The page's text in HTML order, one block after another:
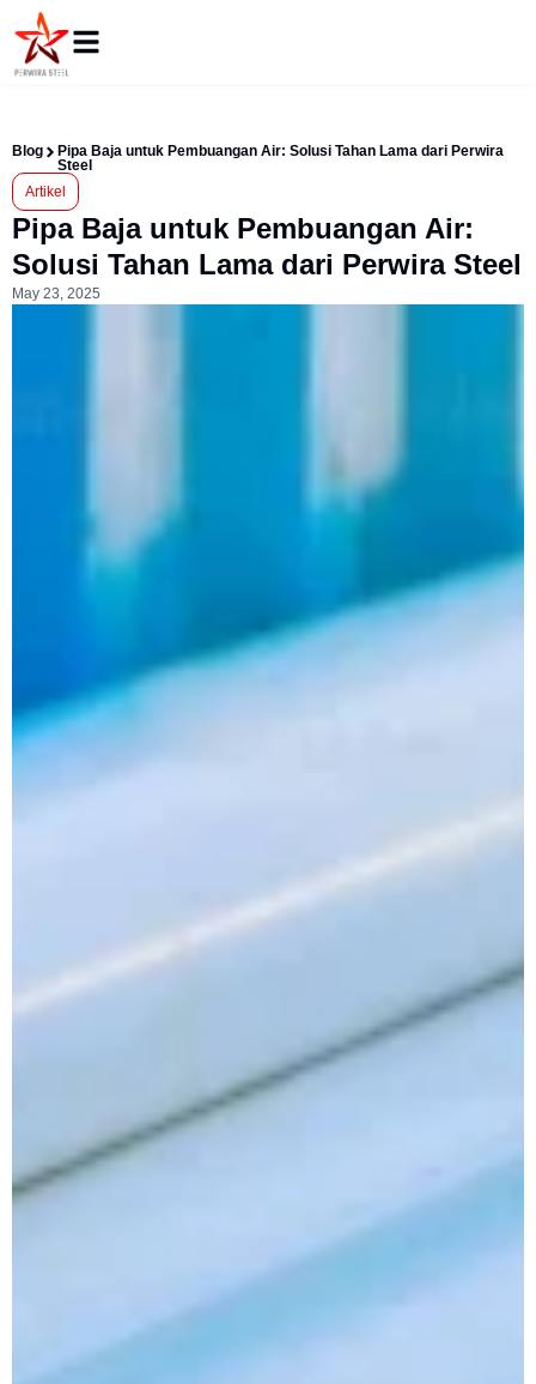
Blog
Pipa Baja untuk Pembuangan Air: Solusi Tahan Lama dari Perwira
Steel
Artikel
Pipa Baja untuk Pembuangan Air:
Solusi Tahan Lama dari Perwira Steel
May 23, 2025